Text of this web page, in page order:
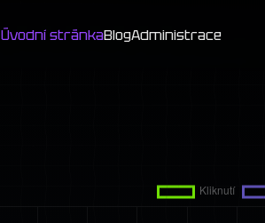
Úvodní stránkaBlogAdministrace